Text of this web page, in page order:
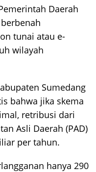
Daerah
tunai atau e-
wilayah
Sumedang
bahwa jika skema
retribusi dari
Asli Daerah (PAD)
per tahun.
hanya 290